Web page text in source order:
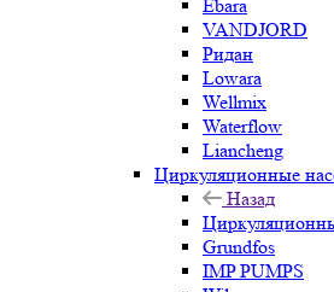
Ebara
VANDJORD
Ридан
Lowara
Wellmix
Waterflow
Liancheng
Циркуляционные
Назад
Grundfos
IMP PUMPS